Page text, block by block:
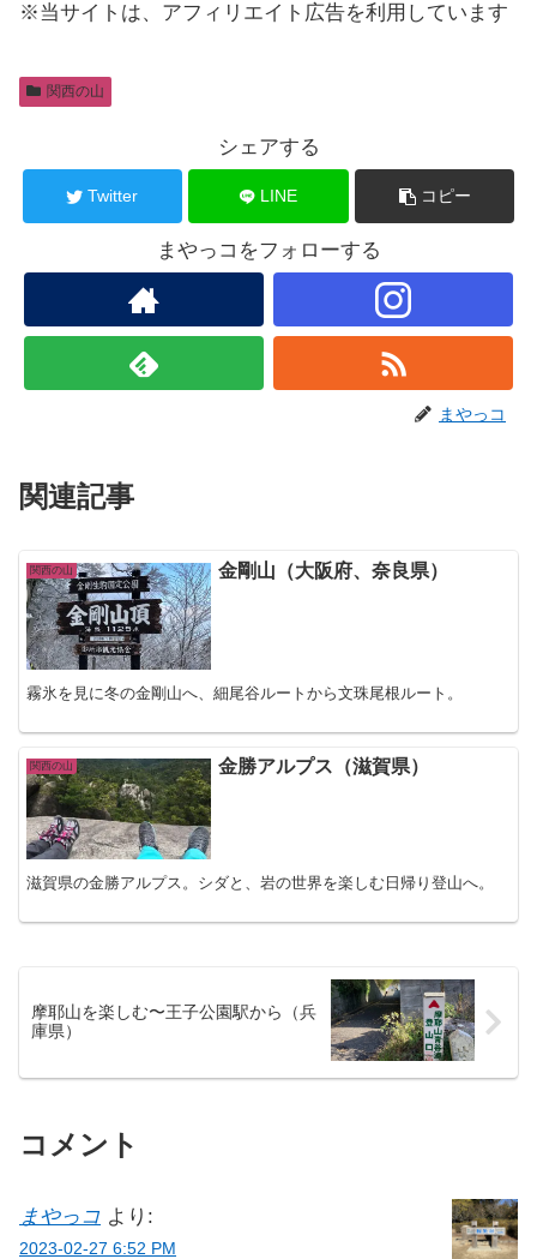
※当サイトは、アフィリエイト広告を利用しています
関西の山
シェアする
Twitter LINE コピー
まやっコをフォローする
まやっコ
関連記事
関西の山 金剛山（大阪府、奈良県）
霧氷を見に冬の金剛山へ、細尾谷ルートから文珠尾根ルート。
関西の山 金勝アルプス（滋賀県）
滋賀県の金勝アルプス。シダと、岩の世界を楽しむ日帰り登山へ。
摩耶山を楽しむ〜王子公園駅から（兵
庫県）
コメント
まやっコ より:
2023-02-27 6:52 PM